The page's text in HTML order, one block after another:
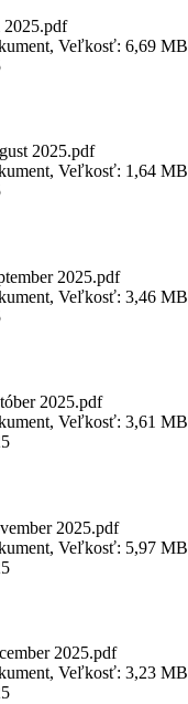
2025.pdf
Veľkosť: 6,69 MB
2025.pdf
Veľkosť: 1,64 MB
2025.pdf
Veľkosť: 3,46 MB
2025.pdf
Veľkosť: 3,61 MB
2025.pdf
Veľkosť: 5,97 MB
2025.pdf
Veľkosť: 3,23 MB